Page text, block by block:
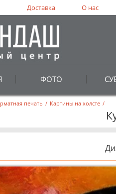
ФОТО
Доставка О нас
печать / Картины на холсте /